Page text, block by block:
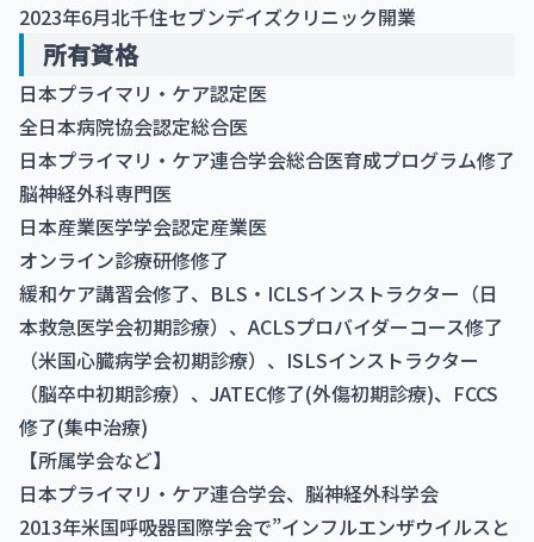
2023年6月北千住セブンデイズクリニック開業
所有資格
日本プライマリ・ケア認定医
全日本病院協会認定総合医
日本プライマリ・ケア連合学会総合医育成プログラム修了
脳神経外科専門医
日本産業医学学会認定産業医
オンライン診療研修修了
緩和ケア講習会修了、BLS・ICLSインストラクター（日
本救急医学会初期診療）、ACLSプロバイダーコース修了
（米国心臓病学会初期診療）、ISLSインストラクター
（脳卒中初期診療）、JATEC修了(外傷初期診療)、FCCS
修了(集中治療)
【所属学会など】
日本プライマリ・ケア連合学会、脳神経外科学会
2013年米国呼吸器国際学会で”インフルエンザウイルスと